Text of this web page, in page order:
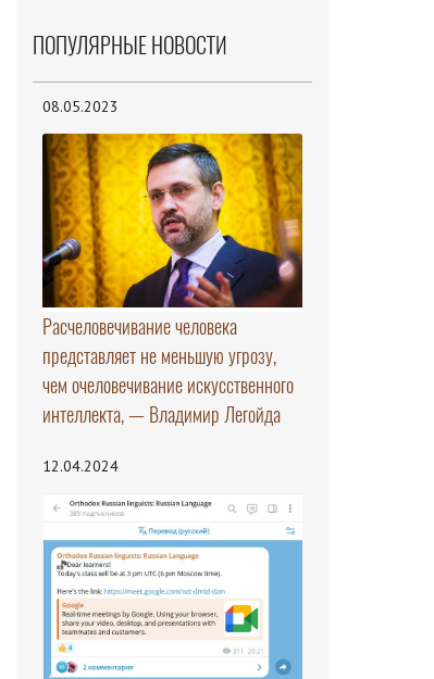
ПОПУЛЯРНЫЕ НОВОСТИ
08.05.2023
Расчеловечивание человека
представляет не меньшую угрозу,
чем очеловечивание искусственного
интеллекта, — Владимир Легойда
12.04.2024